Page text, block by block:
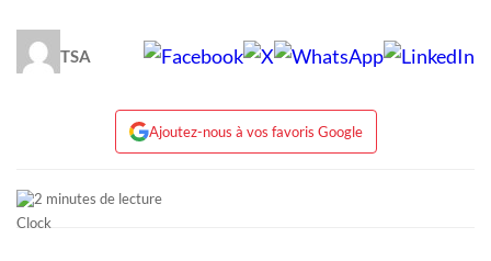
TSA
Ajoutez-nous à vos favoris Google
2 minutes de lecture